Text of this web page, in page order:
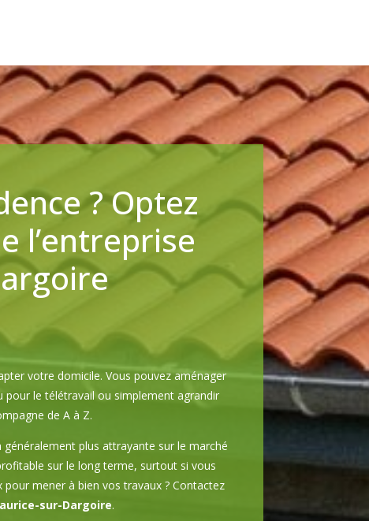
? Optez
l’entreprise
votre domicile. Vous pouvez aménager
pour le télétravail ou simplement agrandir
de A à Z.
plus attrayante sur le marché
sur le long terme, surtout si vous
mener à bien vos travaux ? Contactez
sur-Dargoire.